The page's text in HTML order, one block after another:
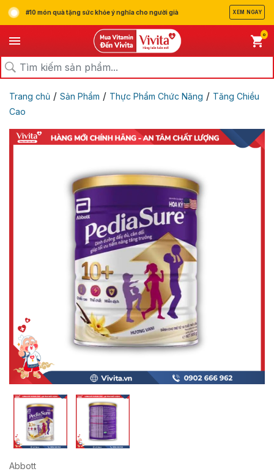
#10 món quà tặng sức khỏe ý nghĩa cho người già XEM NGAY
0
Trang chủ / Sản Phẩm / Thực Phẩm Chức Năng / Tăng Chiều
Cao
Abbott